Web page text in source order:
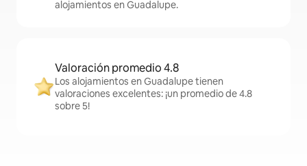
alojamientos en Guadalupe.
Valoración promedio 4.8
Los alojamientos en Guadalupe tienen
valoraciones excelentes: ¡un promedio de 4.8
sobre 5!